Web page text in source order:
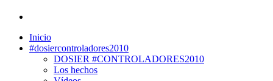
Inicio
#dosiercontroladores2010
DOSIER #CONTROLADORES2010
Los hechos